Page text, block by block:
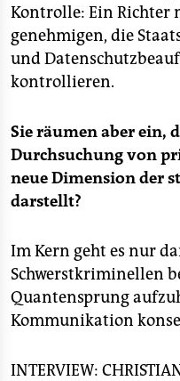
Kontrolle: Ein Richter
genehmigen, die
und
kontrollieren.
Sie räumen aber ein,
Durchsuchung von
neue Dimension der
darstellt?
Im Kern geht es nur
Schwerstkriminellen
Quantensprung
Kommunikation
INTERVIEW: